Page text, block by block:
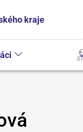
kraje